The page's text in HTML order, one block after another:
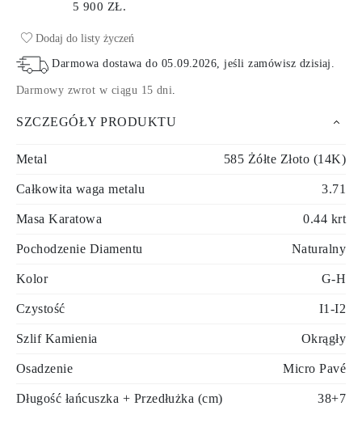
5 900 ZŁ.
Dodaj do listy życzeń
Darmowa dostawa do 05.09.2026, jeśli zamówisz dzisiaj .
Darmowy zwrot w ciągu 15 dni.
SZCZEGÓŁY PRODUKTU
Metal 585 Żółte Złoto (14K)
Całkowita waga metalu 3.71
Masa Karatowa 0.44 krt
Pochodzenie Diamentu Naturalny
Kolor G-H
Czystość I1-I2
Szlif Kamienia Okrągły
Osadzenie Micro Pavé
Długość łańcuszka + Przedłużka (cm) 38+7